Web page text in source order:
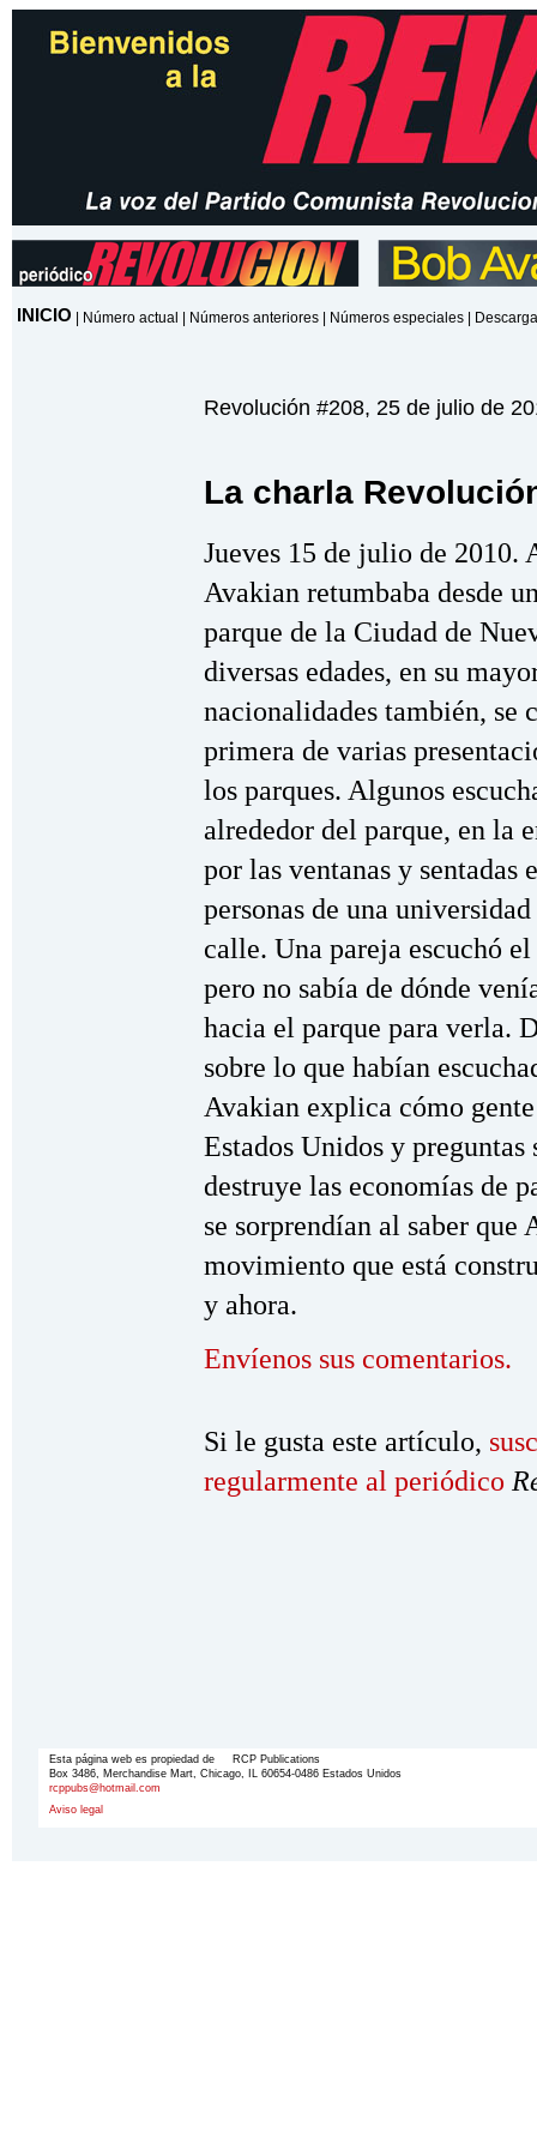
INICIO Número actual Números anteriores Números especiales
Revolución #208, 25 de julio de
La charla
Jueves 15 de julio de 2010.
Avakian retumbaba desde
parque de la Ciudad de
diversas edades, en su
nacionalidades también, se
primera de varias
los parques. Algunos
alrededor del parque, en la
por las ventanas y sentadas
personas de una
calle. Una pareja escuchó
pero no sabía de dónde
hacia el parque para verla.
sobre lo que habían
Avakian explica cómo
Estados Unidos y
destruye las economías de
se sorprendían al saber que
movimiento que está
y ahora.
Envíenos sus comentarios.
Si le gusta este artículo,
regularmente al periódico
Esta página web es propiedad de RCP Publications
Box 3486, Merchandise Mart, Chicago, IL 60654-0486 Estados Unidos
rcppubs@hotmail.com
Aviso legal